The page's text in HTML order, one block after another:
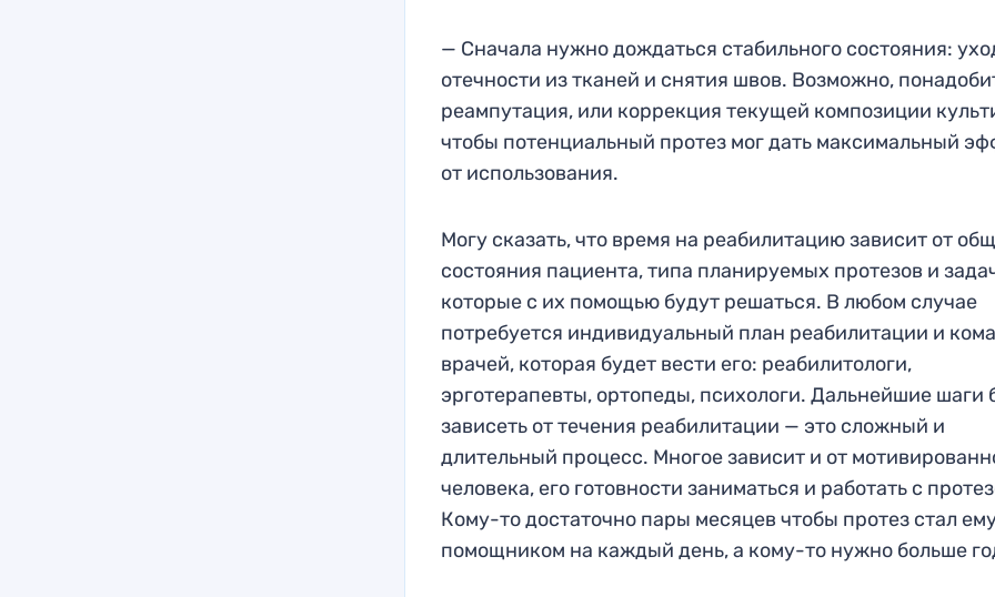
— Сначала нужно дождаться стабильного состояния:
отечности из тканей и снятия швов. Возможно,
реампутация, или коррекция текущей композиции
чтобы потенциальный протез мог дать максимальный
от использования.
Могу сказать, что время на реабилитацию зависит от
состояния пациента, типа планируемых протезов и
которые с их помощью будут решаться. В любом случае
потребуется индивидуальный план реабилитации и
врачей, которая будет вести его: реабилитологи,
эрготерапевты, ортопеды, психологи. Дальнейшие шаги
зависеть от течения реабилитации — это сложный и
длительный процесс. Многое зависит и от
человека, его готовности заниматься и работать с
Кому-то достаточно пары месяцев чтобы протез стал
помощником на каждый день, а кому-то нужно больше